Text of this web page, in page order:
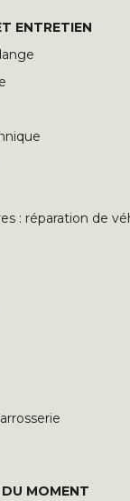
ENTRETIEN
: réparation de
MOMENT